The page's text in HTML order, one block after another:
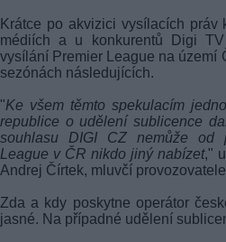
Krátce po akvizici vysílacích
médiích a u konkurentů Digi
vysílání Premier League na území
sezónách následujících.
"Ke všem těmto spekulacím
republice o udělení sublicence
souhlasu DIGI CZ nemůže od
League v ČR nikdo jiný nabízet,"
Andrej Čírtek, mluvčí
Zda a kdy poskytne operátor
jasné. Na případné udělení